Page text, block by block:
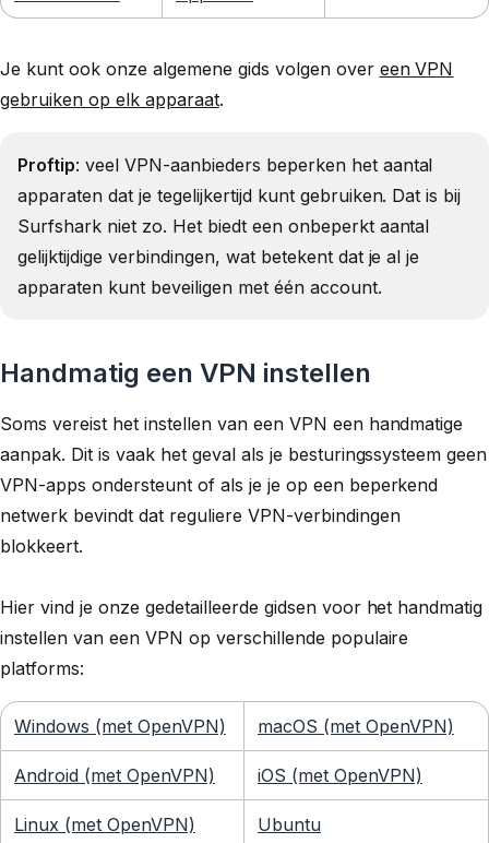
Je kunt ook onze algemene gids volgen over een VPN
gebruiken op elk apparaat.
Proftip: veel VPN-aanbieders beperken het aantal
apparaten dat je tegelijkertijd kunt gebruiken. Dat is bij
Surfshark niet zo. Het biedt een onbeperkt aantal
gelijktijdige verbindingen, wat betekent dat je al je
apparaten kunt beveiligen met één account.
Handmatig een VPN instellen
Soms vereist het instellen van een VPN een handmatige
aanpak. Dit is vaak het geval als je besturingssysteem geen
VPN-apps ondersteunt of als je je op een beperkend
netwerk bevindt dat reguliere VPN-verbindingen
blokkeert.
Hier vind je onze gedetailleerde gidsen voor het handmatig
instellen van een VPN op verschillende populaire
platforms:
Windows (met OpenVPN) macOS (met OpenVPN)
Android (met OpenVPN) iOS (met OpenVPN)
Linux (met OpenVPN) Ubuntu